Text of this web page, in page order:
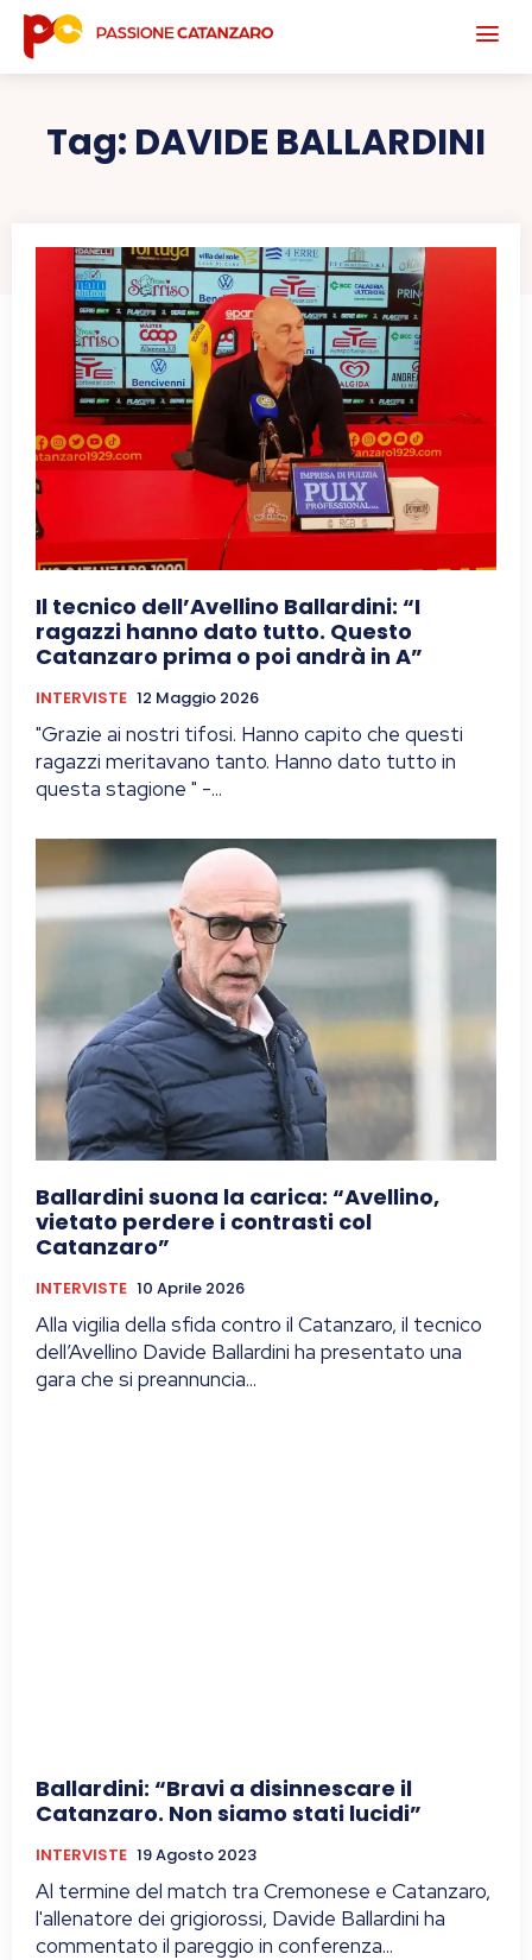
Tag: DAVIDE BALLARDINI
Il tecnico dell’Avellino Ballardini: “I
ragazzi hanno dato tutto. Questo
Catanzaro prima o poi andrà in A”
INTERVISTE 12 Maggio 2026
"Grazie ai nostri tifosi. Hanno capito che questi
ragazzi meritavano tanto. Hanno dato tutto in
questa stagione " -...
Ballardini suona la carica: “Avellino,
vietato perdere i contrasti col
Catanzaro”
INTERVISTE 10 Aprile 2026
Alla vigilia della sfida contro il Catanzaro, il tecnico
dell’Avellino Davide Ballardini ha presentato una
gara che si preannuncia...
Ballardini: “Bravi a disinnescare il
Catanzaro. Non siamo stati lucidi”
INTERVISTE 19 Agosto 2023
Al termine del match tra Cremonese e Catanzaro,
l'allenatore dei grigiorossi, Davide Ballardini ha
commentato il pareggio in conferenza...